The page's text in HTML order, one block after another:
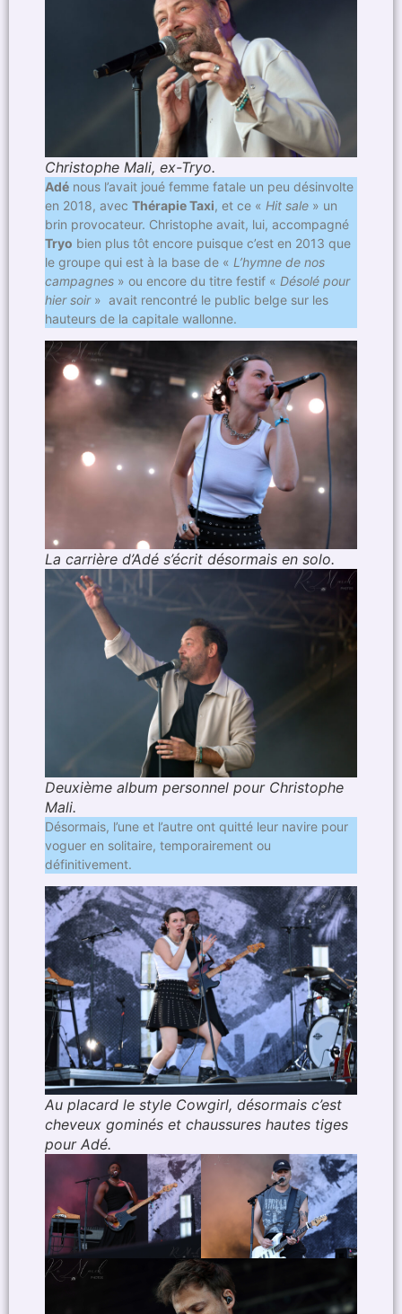
Christophe Mali, ex-Tryo.
Adé nous l’avait joué femme fatale un peu désinvolte
en 2018, avec Thérapie Taxi, et ce « Hit sale » un
brin provocateur. Christophe avait, lui, accompagné
Tryo bien plus tôt encore puisque c’est en 2013 que
le groupe qui est à la base de « L’hymne de nos
campagnes » ou encore du titre festif « Désolé pour
hier soir» avait rencontré le public belge sur les
hauteurs de la capitale wallonne.
La carrière d’Adé s’écrit désormais en solo.
Deuxième album personnel pour Christophe
Mali.
Désormais, l’une et l’autre ont quitté leur navire pour
voguer en solitaire, temporairement ou
définitivement.
Au placard le style Cowgirl, désormais c’est
cheveux gominés et chaussures hautes tiges
pour Adé.